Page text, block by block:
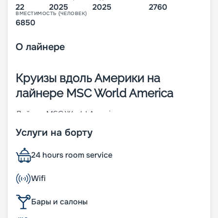
22 2025 2025 2760
ВМЕСТИМОСТЬ (ЧЕЛОВЕК)
6850
О лайнере
Круизы вдоль Америки на
лайнере MSC World America
Лайнер MSC World America – это второе из
MSC World Class. Его спуск на воду произошел в
размещаться 6 850 человек. Предполагаемые
маршруты 22-палубного (из них 16 –
пассажирские) корабля – вдоль побережья
Америки. Другие особенности:
• длина судна – 330 метров;
• скорость – 22 узлов;
Услуги на борту
24 hours room service
Wifi
Бары и салоны